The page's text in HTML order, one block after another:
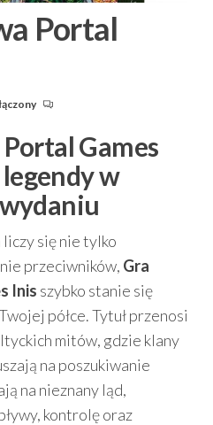
Portal
Games
w
się nie tylko
przeciwników, Gra
Inis szybko stanie się
półce. Tytuł przenosi
mitów, gdzie klany
na poszukiwanie
na nieznany ląd,
kontrolę oraz